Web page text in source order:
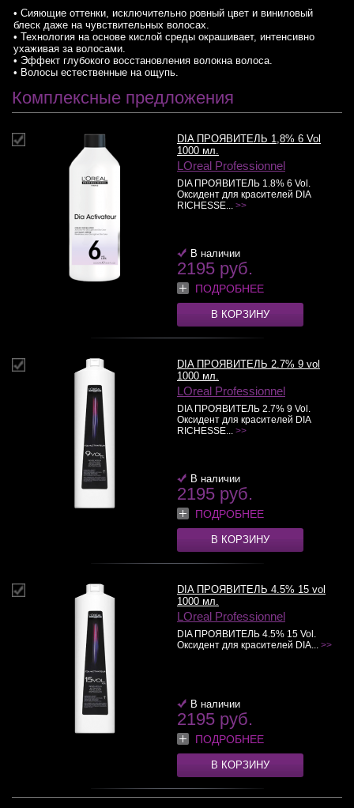
• Сияющие оттенки, исключительно ровный цвет и виниловый
блеск даже на чувствительных волосах.
• Технология на основе кислой среды окрашивает, интенсивно
ухаживая за волосами.
• Эффект глубокого восстановления волокна волоса.
• Волосы естественные на ощупь.
Комплексные предложения
DIA ПРОЯВИТЕЛЬ 1,8% 6 Vol
1000 мл.
LOreal Professionnel
DIA ПРОЯВИТЕЛЬ 1.8% 6 Vol.
Оксидент для красителей DIA
RICHESSE... >>
В наличии
2195 руб.
ПОДРОБНЕЕ
В КОРЗИНУ
DIA ПРОЯВИТЕЛЬ 2.7% 9 vol
1000 мл.
LOreal Professionnel
DIA ПРОЯВИТЕЛЬ 2.7% 9 Vol.
Оксидент для красителей DIA
RICHESSE... >>
В наличии
2195 руб.
ПОДРОБНЕЕ
В КОРЗИНУ
DIA ПРОЯВИТЕЛЬ 4.5% 15 vol
1000 мл.
LOreal Professionnel
DIA ПРОЯВИТЕЛЬ 4.5% 15 Vol.
Оксидент для красителей DIA... >>
В наличии
2195 руб.
ПОДРОБНЕЕ
В КОРЗИНУ